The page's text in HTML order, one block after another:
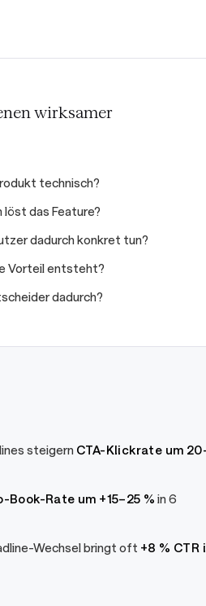
wirksamer
technisch?
löst das Feature?
dadurch konkret tun?
Vorteil entsteht?
dadurch?
steigern CTA-Klickrate um
Book-Rate um +15–25 % in 6
Wechsel bringt oft +8 % CTR